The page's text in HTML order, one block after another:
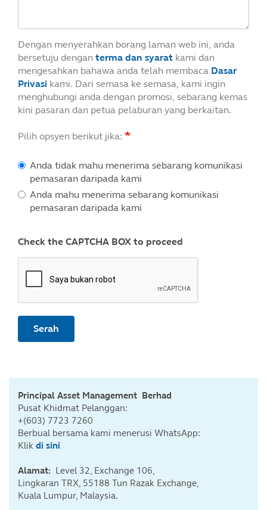
Dengan menyerahkan borang laman web ini, anda
bersetuju dengan terma dan syarat kami dan
mengesahkan bahawa anda telah membaca Dasar
Privasi kami. Dari semasa ke semasa, kami ingin
menghubungi anda dengan promosi, sebarang kemas
kini pasaran dan petua pelaburan yang berkaitan.
Pilih opsyen berikut jika:
Anda tidak mahu menerima sebarang komunikasi
pemasaran daripada kami
Anda mahu menerima sebarang komunikasi
pemasaran daripada kami
Check the CAPTCHA BOX to proceed
Serah
Principal Asset Management Berhad
Pusat Khidmat Pelanggan:
+(603) 7723 7260
Berbual bersama kami menerusi WhatsApp:
Klik di sini
Alamat: Level 32, Exchange 106,
Lingkaran TRX, 55188 Tun Razak Exchange,
Kuala Lumpur, Malaysia.